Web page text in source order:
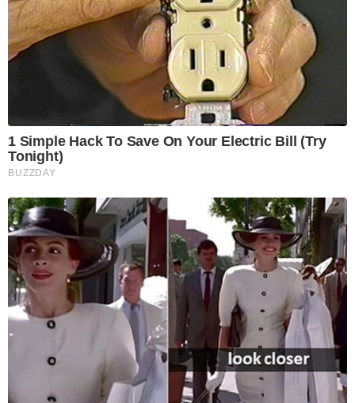
1 Simple Hack To Save On Your Electric Bill (Try
Tonight)
BUZZDAY